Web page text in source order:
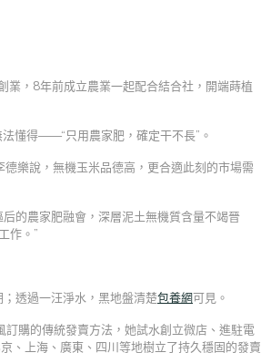
，8年前成立農業一起配合結合社，開端蒔植
懂得——“只用農家肥，確定干不長”。
樂說，無機玉米品德高，更合適此刻的市場需
的農家肥融會，深層泥土無機質含量不竭晉
作。”
透過一汪淨水，黑地盤清楚包養網可見。
購的傳統發賣方法，她試水創立微店、進駐電
、上海、廣東、四川等地樹立了持久穩固的發賣